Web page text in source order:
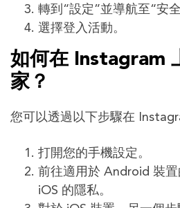
轉到“設定”並導航至“安
選擇登入活動。
如何在 Instagram
家？
您可以透過以下步驟在
打開您的手機設定。
前往適用於 Android 裝
iOS 的隱私。